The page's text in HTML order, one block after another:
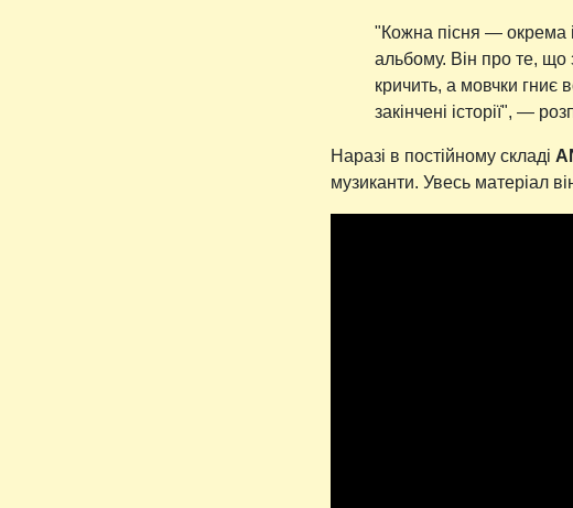
"Кожна пісня — окрема
альбому. Він про те, що
кричить, а мовчки гниє
закінчені історії", —
Наразі в постійному складі
музиканти. Увесь матеріал